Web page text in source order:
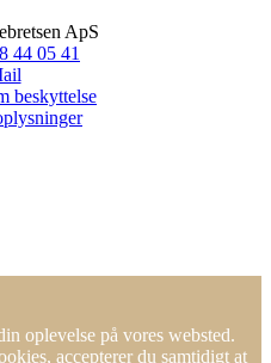
ApS
44 05 41
beskyttelse
oplevelse på vores websted.
accepterer du samtidigt at